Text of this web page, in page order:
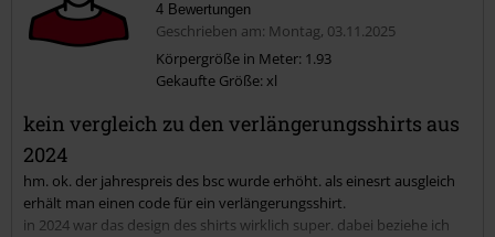
Kommentar jetzt abschicken!
4 Bewertungen
Geschrieben am: Montag, 03.11.2025
Körpergröße in Meter: 1.93
Gekaufte Größe: xl
kein vergleich zu den verlängerungsshirts aus
2024
hm. ok. der jahrespreis des bsc wurde erhöht. als einesrt ausgleich
erhält man einen code für ein verlängerungsshirt.
in 2024 war das design des shirts wirklich super. dabei beziehe ich